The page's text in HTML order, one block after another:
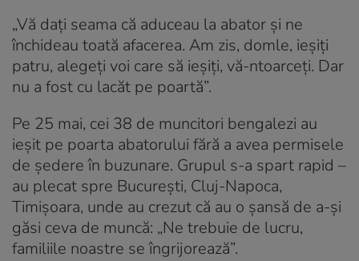
„Vă dați seama că aduceau la abator și ne
închideau toată afacerea. Am zis, domle, ieșiți
patru, alegeți voi care să ieșiți, vă-ntoarceți. Dar
nu a fost cu lacăt pe poartă”.
Pe 25 mai, cei 38 de muncitori bengalezi au
ieșit pe poarta abatorului fără a avea permisele
de ședere în buzunare. Grupul s-a spart rapid –
au plecat spre București, Cluj-Napoca,
Timișoara, unde au crezut că au o șansă de a-și
găsi ceva de muncă: „Ne trebuie de lucru,
familiile noastre se îngrijorează”.